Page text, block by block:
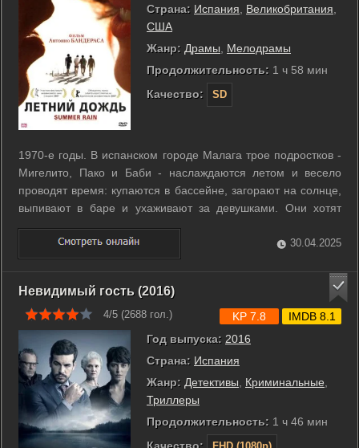
Страна: Испания, Великобритания,
США
Жанр: Драмы, Мелодрамы
Продолжительность: 1 ч 58 мин
Качество:
SD
1970-е годы. В испанском городе Малага трое подростков -
Мигелито, Пако и Баби - наслаждаются летом и весело
проводят время: купаются в бассейне, загорают на солнце,
выпивают в баре и ухаживают за девушками. Они хотят
познать все прелести жизни и ни в чем себе не отказывать.
Но наряду с радостными событиями, их ждут серьезные
трудности и первые ...
30.04.2025
Невидимый гость (2016)
4/5 (2688 гол.)
Год выпуска: 2016
Страна: Испания
Жанр: Детективы Криминальные
Триллеры
Продолжительность: 1 ч 46 мин
KP 7.8 IMDB 8.1